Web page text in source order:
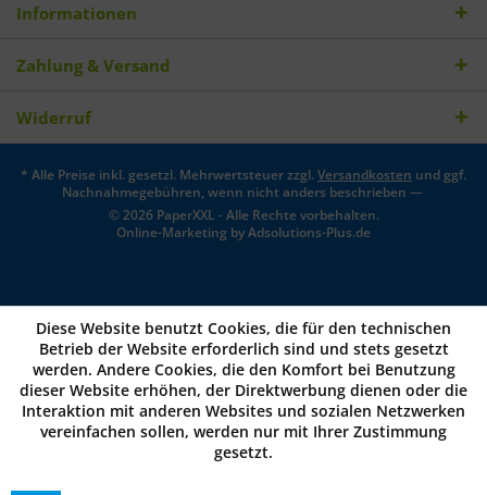
Informationen
Zahlung & Versand
Widerruf
* Alle Preise inkl. gesetzl. Mehrwertsteuer zzgl.Versandkosten und ggf.
Nachnahmegebühren, wenn nicht anders beschrieben —
© 2026 PaperXXL - Alle Rechte vorbehalten.
Online-Marketing byAdsolutions-Plus.de
Diese Website benutzt Cookies, die für den technischen
Betrieb der Website erforderlich sind und stets gesetzt
werden. Andere Cookies, die den Komfort bei Benutzung
dieser Website erhöhen, der Direktwerbung dienen oder die
Interaktion mit anderen Websites und sozialen Netzwerken
vereinfachen sollen, werden nur mit Ihrer Zustimmung
gesetzt.